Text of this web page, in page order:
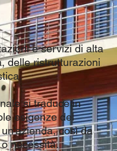
e servizi di alta
delle ristrutturazioni
si traduce in
esigenze del
così da
necessità.